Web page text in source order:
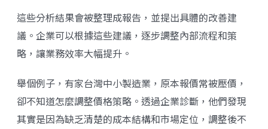
這些分析結果會被整理成報告，並提出具體的改善建
議。企業可以根據這些建議，逐步調整內部流程和策
略，讓業務效率大幅提升。
舉個例子，有家台灣中小製造業，原本報價常被壓價，
卻不知道怎麼調整價格策略。透過企業診斷，他們發現
其實是因為缺乏清楚的成本結構和市場定位，調整後不